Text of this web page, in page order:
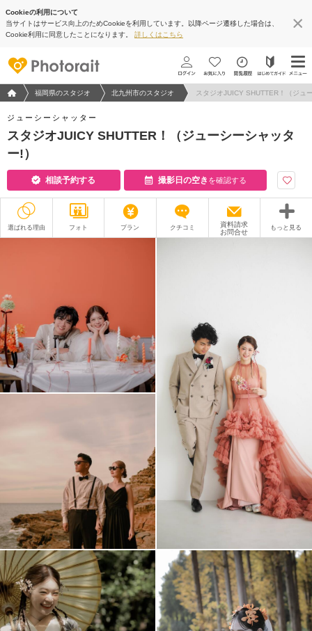
Cookieの利用について
当サイトはサービス向上のためCookieを利用しています。以降ページ遷移した場合は、
Cookie利用に同意したことになります。 詳しくはこちら
フォトウエディング/結婚写真のPhotorait ホーム
福岡県のスタジオ 北九州市のスタジオ スタジオJUICY SHUTTER！（ジュ
ジューシーシャッター
スタジオJUICY SHUTTER！（ジューシーシャッタ
ー!）
相談予約する 撮影日の空き を確認する
選ばれる理由 フォト プラン クチコミ
資料請求
お問合せ
もっと見る
オプション
アクセス/TEL スタジオトップ